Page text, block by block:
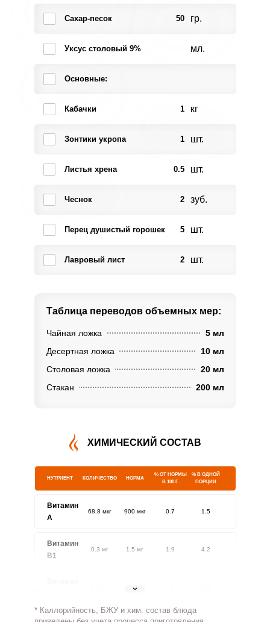
Сахар-песок 50 гр.
Уксус столовый 9% мл.
Основные:
Кабачки 1 кг
Зонтики укропа 1 шт.
Листья хрена 0.5 шт.
Чеснок 2 зуб.
Перец душистый горошек 5 шт.
Лавровый лист 2 шт.
Таблица переводов объемных мер:
Чайная ложка
5 мл
Десертная ложка
10 мл
Столовая ложка
20 мл
Стакан
200 мл
ХИМИЧЕСКИЙ СОСТАВ
НУТРИЕНТ КОЛИЧЕСТВО НОРМА
% ОТ НОРМЫ
В 100 Г
% В ОДНОЙ
ПОРЦИИ
Витамин
A
68.8 мкг 900 мкг 0.7 1.5
Витамин
В1
0.3 мг 1.5 мг 1.9 4.2
1.8 мг
Витамин
* Каллорийность, БЖУ и хим. состав блюда